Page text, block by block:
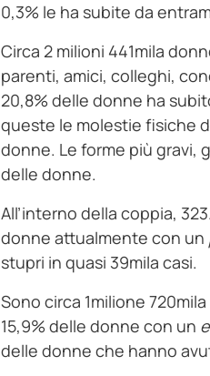
0,3% le ha subite da
Circa 2 milioni 441mila
parenti, amici, colleghi,
20,8% delle donne ha
queste le molestie fisiche
donne. Le forme più gravi,
delle donne.
All’interno della coppia,
donne attualmente con un
stupri in quasi 39mila casi.
Sono circa 1milione
15,9% delle donne con un
delle donne che hanno